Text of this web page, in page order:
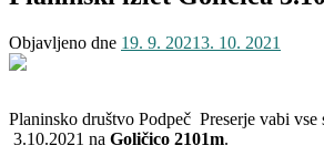
Objavljeno dne 19. 9. 20213. 10. 2021
Planinsko društvo Podpeč Preserje vabi vse
3.10.2021 na Goličico 2101m.